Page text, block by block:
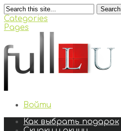
Search
Categories
Pages
Войти
Как выбрать подарок